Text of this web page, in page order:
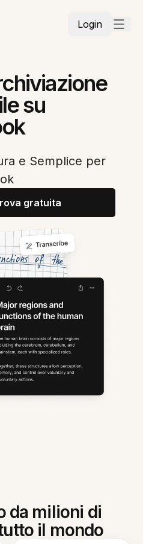
Login
su
e Semplice per
gratuita
da milioni di
il mondo